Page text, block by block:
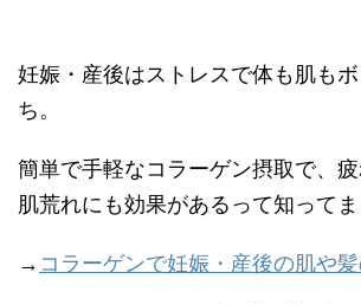
妊娠・産後はストレスで体も肌も
ち。
簡単で手軽なコラーゲン摂取で、
肌荒れにも効果があるって知ってま
→ コラーゲンで妊娠・産後の肌や髪